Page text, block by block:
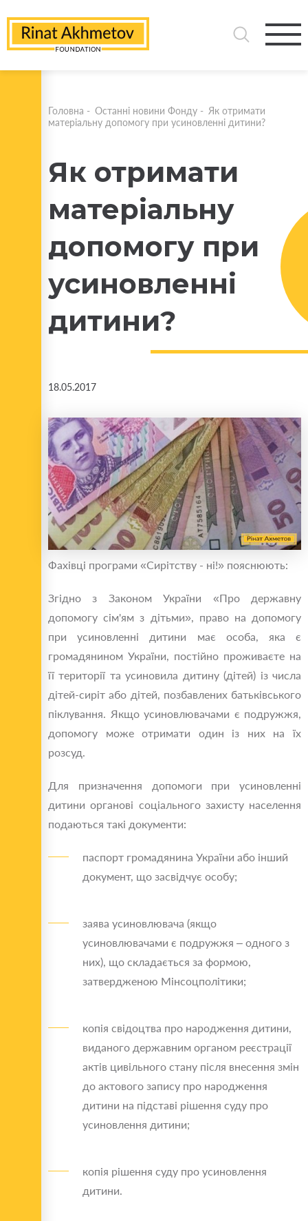
Головна - Останні новини Фонду - Як отримати
матеріальну допомогу при усиновленні дитини?
Як отримати
матеріальну
допомогу при
усиновленні
дитини?
18.05.2017
Фахівці програми «Сирітству - ні!» пояснюють:
Згідно з Законом України «Про державну
допомогу сім'ям з дітьми», право на допомогу
при усиновленні дитини має особа, яка є
громадянином України, постійно проживаєте на
її території та усиновила дитину (дітей) із числа
дітей-сиріт або дітей, позбавлених батьківського
піклування. Якщо усиновлювачами є подружжя,
допомогу може отримати один із них на їх
розсуд.
Для призначення допомоги при усиновленні
дитини органові соціального захисту населення
подаються такі документи:
паспорт громадянина України або інший
документ, що засвідчує особу;
заява усиновлювача (якщо
усиновлювачами є подружжя – одного з
них), що складається за формою,
затвердженою Мінсоцполітики;
копія свідоцтва про народження дитини,
виданого державним органом реєстрації
актів цивільного стану після внесення змін
до актового запису про народження
дитини на підставі рішення суду про
усиновлення дитини;
копія рішення суду про усиновлення
дитини.